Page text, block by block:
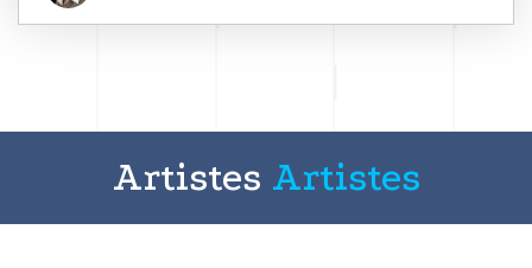
Artistes Artistes